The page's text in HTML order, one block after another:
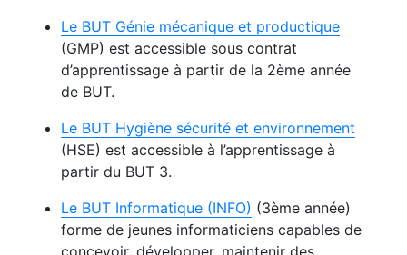
Le BUT Génie mécanique et productique
(GMP) est accessible sous contrat
d’apprentissage à partir de la 2ème année
de BUT.
Le BUT Hygiène sécurité et environnement
(HSE) est accessible à l’apprentissage à
partir du BUT 3.
Le BUT Informatique (INFO) (3ème année)
forme de jeunes informaticiens capables de
concevoir, développer, maintenir des